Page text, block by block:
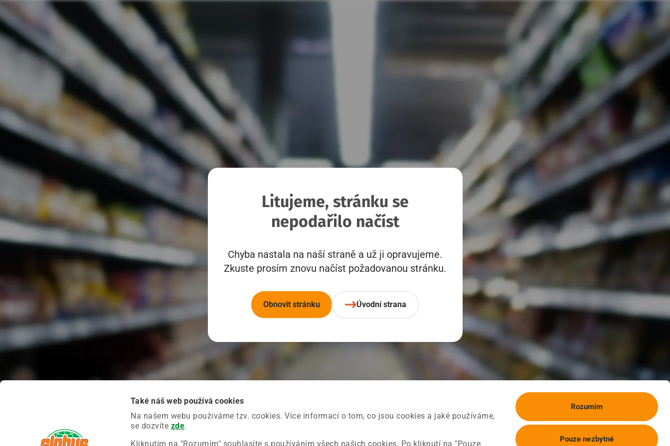
Také náš web používá cookies
Na našem webu používáme tzv. cookies. Více informací o tom, co jsou cookies a jaké používáme,
se dozvíte zde.
Kliknutím na "Rozumím" souhlasíte s používáním všech našich cookies. Po kliknutí na "Pouze
Rozumím
Pouze nezbytné
Litujeme, stránku se
nepodařilo načíst
Chyba nastala na naší straně a už ji opravujeme.
Zkuste prosím znovu načíst požadovanou stránku.
Obnovit stránku Úvodní strana